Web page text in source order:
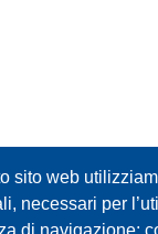
sito web
necessari per